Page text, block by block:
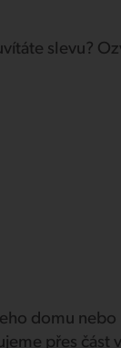
slevu?
domu
přes část